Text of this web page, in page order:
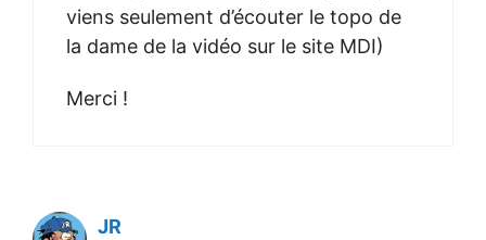
viens seulement d’écouter le topo de
la dame de la vidéo sur le site MDI)
Merci !
JR